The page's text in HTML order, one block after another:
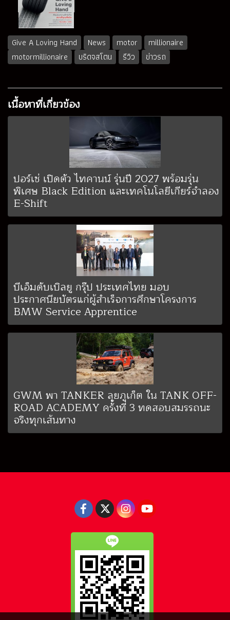
Give A Loving Hand News motor
millionaire
motormillionaire
บริดจสโตน รีวิว ข่าวรถ
เนื้อหาที่เกี่ยวข้อง
ปอร์เช่ เปิดตัว ไทคานน์ รุ่นปี 2027 พร้อมรุ่น
พิเศษ Black Edition และเทคโนโลยีเกียร์จำลอง
E-Shift
บีเอ็มดับเบิลยู กรุ๊ป ประเทศไทย มอบ
ประกาศนียบัตรแก่ผู้สำเร็จการศึกษาโครงการ
BMW Service Apprentice
GWM พา TANKER ลุยภูเก็ต ใน TANK OFF-
ROAD ACADEMY ครั้งที่ 3 ทดสอบสมรรถนะ
จริงทุกเส้นทาง